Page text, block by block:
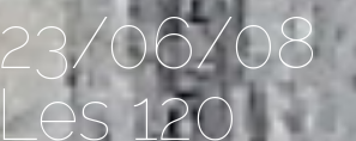
06/08
120